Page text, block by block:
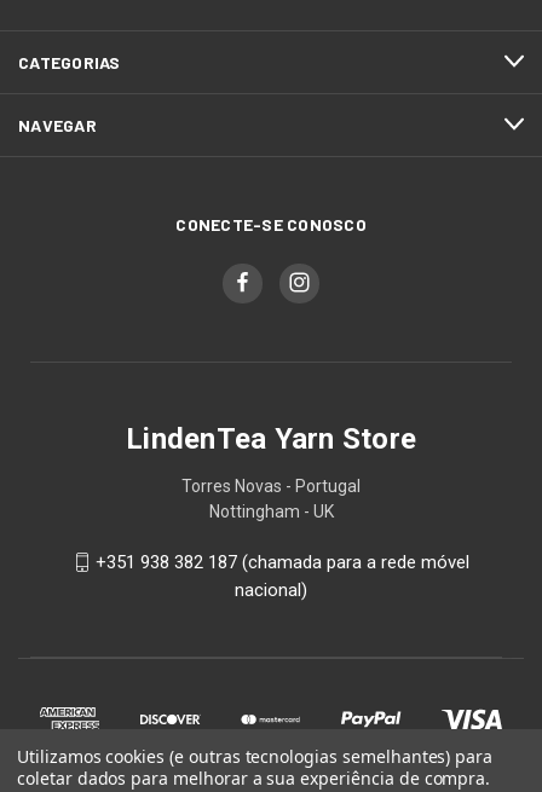
CATEGORIAS
NAVEGAR
CONECTE-SE CONOSCO
LindenTea Yarn Store
Torres Novas - Portugal
Nottingham - UK
+351 938 382 187 (chamada para a rede móvel
nacional)
Utilizamos cookies (e outras tecnologias semelhantes) para
coletar dados para melhorar a sua experiência de compra.